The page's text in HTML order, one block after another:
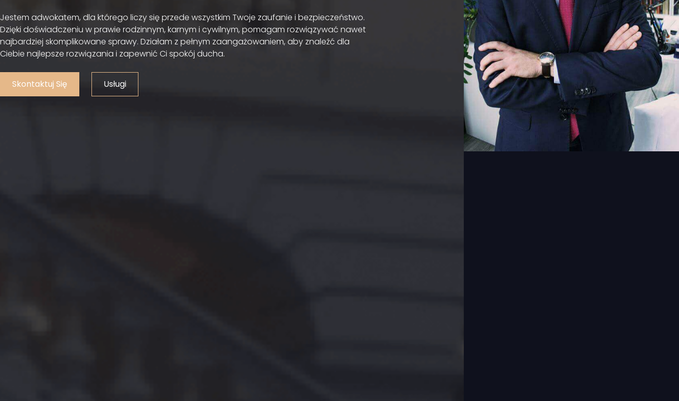
Jestem adwokatem, dla którego liczy się przede wszystkim Twoje zaufanie i bezpieczeństwo.
Dzięki doświadczeniu w prawie rodzinnym, karnym i cywilnym, pomagam rozwiązywać nawet
najbardziej skomplikowane sprawy. Działam z pełnym zaangażowaniem, aby znaleźć dla
Ciebie najlepsze rozwiązania i zapewnić Ci spokój ducha.
Skontaktuj Się Usługi